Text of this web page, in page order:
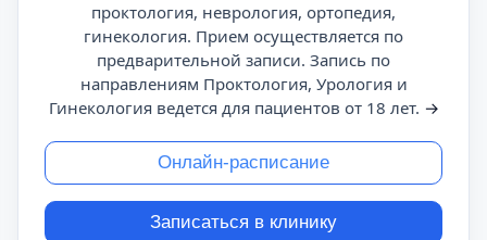
проктология, неврология, ортопедия,
гинекология. Прием осуществляется по
предварительной записи. Запись по
направлениям Проктология, Урология и
Гинекология ведется для пациентов от 18 лет. →
Онлайн-расписание
Записаться в клинику